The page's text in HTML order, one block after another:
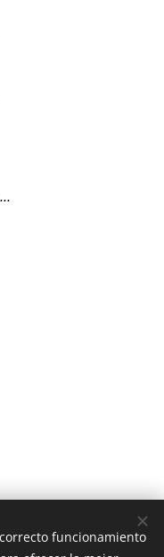
funcionamiento